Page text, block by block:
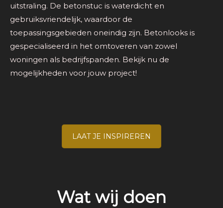
uitstraling. De betonstuc is waterdicht en
gebruiksvriendelijk, waardoor de
toepassingsgebieden oneindig zijn. Betonlooks is
gespecialiseerd in het omtoveren van zowel
woningen als bedrijfspanden. Bekijk nu de
mogelijkheden voor jouw project!
LAAT JE INSPIREREN
Wat wij doen